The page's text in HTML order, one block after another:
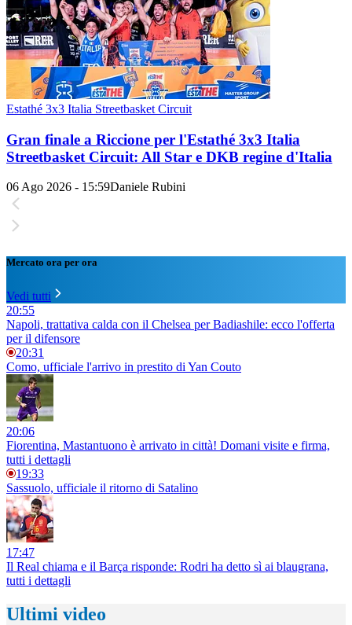
Estathé 3x3 Italia Streetbasket Circuit
Gran finale a Riccione per l'Estathé 3x3 Italia
Streetbasket Circuit: All Star e DKB regine d'Italia
06 Ago 2026 - 15:59Daniele Rubini
Mercato ora per ora
Vedi tutti
20:55
Napoli, trattativa calda con il Chelsea per Badiashile: ecco l'offerta
per il difensore
20:31
Como, ufficiale l'arrivo in prestito di Yan Couto
20:06
Fiorentina, Mastantuono è arrivato in città! Domani visite e firma,
tutti i dettagli
19:33
Sassuolo, ufficiale il ritorno di Satalino
17:47
Il Real chiama e il Barça risponde: Rodri ha detto sì ai blaugrana,
tutti i dettagli
Ultimi video